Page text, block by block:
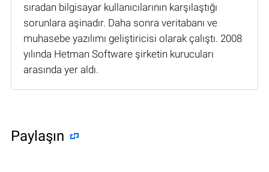
sıradan bilgisayar kullanıcılarının karşılaştığı
sorunlara aşinadır. Daha sonra veritabanı ve
muhasebe yazılımı geliştiricisi olarak çalıştı. 2008
yılında Hetman Software şirketin kurucuları
arasında yer aldı.
Paylaşın